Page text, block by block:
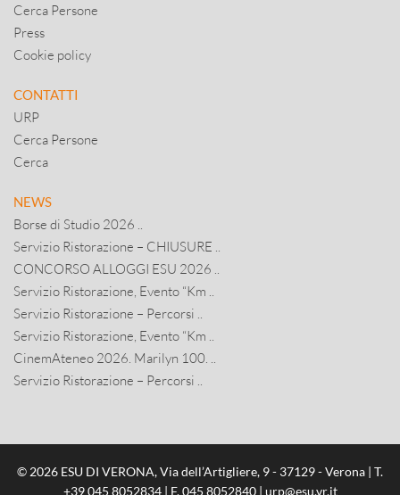
Cerca Persone
Press
Cookie policy
CONTATTI
URP
Cerca Persone
Cerca
NEWS
Borse di Studio 2026 ..
Servizio Ristorazione – CHIUSURE ..
CONCORSO ALLOGGI ESU 2026 ..
Servizio Ristorazione, Evento “Km ..
Servizio Ristorazione – Percorsi ..
Servizio Ristorazione, Evento “Km ..
CinemAteneo 2026. Marilyn 100. ..
Servizio Ristorazione – Percorsi ..
© 2026 ESU DI VERONA, Via dell’Artigliere, 9 - 37129 - Verona | T.
+39 045 8052834| F. 045 8052840 | urp@esu.vr.it